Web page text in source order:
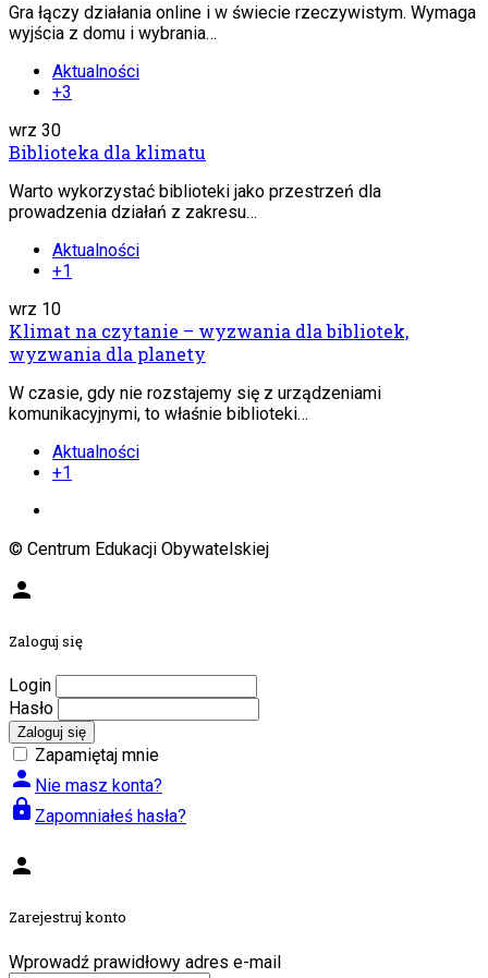
Gra łączy działania online i w świecie rzeczywistym. Wymaga
wyjścia z domu i wybrania…
Aktualności
+3
wrz 30
Biblioteka dla klimatu
Warto wykorzystać biblioteki jako przestrzeń dla
prowadzenia działań z zakresu…
Aktualności
+1
wrz 10
Klimat na czytanie – wyzwania dla bibliotek,
wyzwania dla planety
W czasie, gdy nie rozstajemy się z urządzeniami
komunikacyjnymi, to właśnie biblioteki…
Aktualności
+1
© Centrum Edukacji Obywatelskiej
person
Zaloguj się
Login
Hasło
Zaloguj się
Zapamiętaj mnie
person Nie masz konta?
lock Zapomniałeś hasła?
person
Zarejestruj konto
Wprowadź prawidłowy adres e-mail